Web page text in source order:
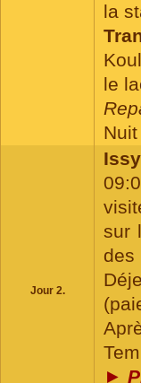
la
le
Jour 2.
sur
des
►